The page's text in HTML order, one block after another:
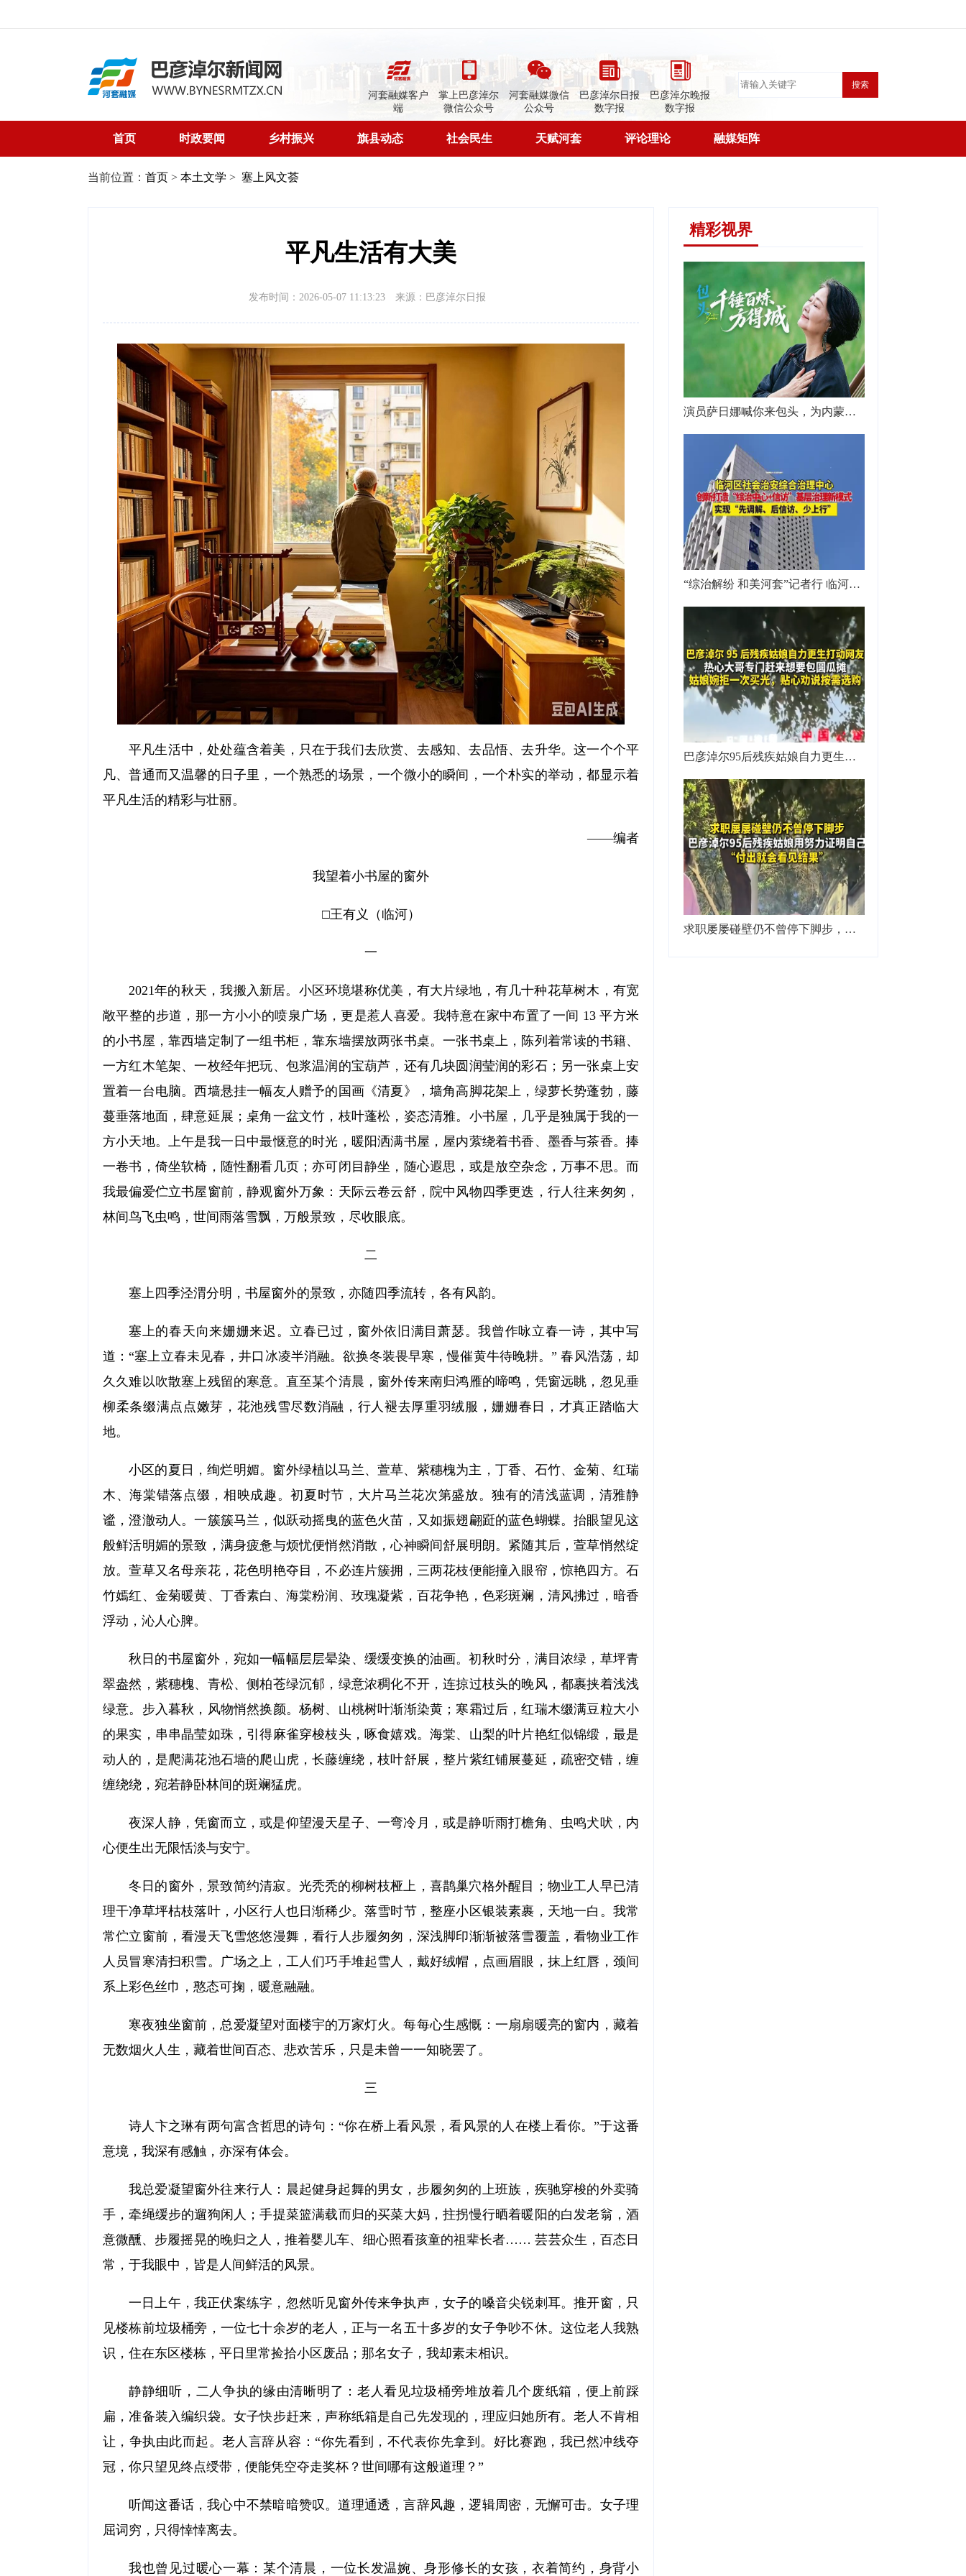
河套融媒客户
端
掌上巴彦淖尔
微信公众号
河套融媒微信
公众号
巴彦淖尔日报
数字报
巴彦淖尔晚报
数字报
搜索
首页 时政要闻 乡村振兴 旗县动态 社会民生 天赋河套 评论理论 融媒矩阵
当前位置： 首页 > 本土文学 > 塞上风文荟
平凡生活有大美
发布时间：2026-05-07 11:13:23 来源：巴彦淖尔日报
平凡生活中，处处蕴含着美，只在于我们去欣赏、去感知、去品悟、去升华。这一个个平
凡、普通而又温馨的日子里，一个熟悉的场景，一个微小的瞬间，一个朴实的举动，都显示着
平凡生活的精彩与壮丽。
——编者
我望着小书屋的窗外
□王有义（临河）
一
2021年的秋天，我搬入新居。小区环境堪称优美，有大片绿地，有几十种花草树木，有宽
敞平整的步道，那一方小小的喷泉广场，更是惹人喜爱。我特意在家中布置了一间 13 平方米
的小书屋，靠西墙定制了一组书柜，靠东墙摆放两张书桌。一张书桌上，陈列着常读的书籍、
一方红木笔架、一枚经年把玩、包浆温润的宝葫芦，还有几块圆润莹润的彩石；另一张桌上安
置着一台电脑。西墙悬挂一幅友人赠予的国画《清夏》，墙角高脚花架上，绿萝长势蓬勃，藤
蔓垂落地面，肆意延展；桌角一盆文竹，枝叶蓬松，姿态清雅。小书屋，几乎是独属于我的一
方小天地。上午是我一日中最惬意的时光，暖阳洒满书屋，屋内萦绕着书香、墨香与茶香。捧
一卷书，倚坐软椅，随性翻看几页；亦可闭目静坐，随心遐思，或是放空杂念，万事不思。而
我最偏爱伫立书屋窗前，静观窗外万象：天际云卷云舒，院中风物四季更迭，行人往来匆匆，
林间鸟飞虫鸣，世间雨落雪飘，万般景致，尽收眼底。
二
塞上四季泾渭分明，书屋窗外的景致，亦随四季流转，各有风韵。
塞上的春天向来姗姗来迟。立春已过，窗外依旧满目萧瑟。我曾作咏立春一诗，其中写
道：“塞上立春未见春，井口冰凌半消融。欲换冬装畏早寒，慢催黄牛待晚耕。” 春风浩荡，却
久久难以吹散塞上残留的寒意。直至某个清晨，窗外传来南归鸿雁的啼鸣，凭窗远眺，忽见垂
柳柔条缀满点点嫩芽，花池残雪尽数消融，行人褪去厚重羽绒服，姗姗春日，才真正踏临大
地。
小区的夏日，绚烂明媚。窗外绿植以马兰、萱草、紫穗槐为主，丁香、石竹、金菊、红瑞
木、海棠错落点缀，相映成趣。初夏时节，大片马兰花次第盛放。独有的清浅蓝调，清雅静
谧，澄澈动人。一簇簇马兰，似跃动摇曳的蓝色火苗，又如振翅翩跹的蓝色蝴蝶。抬眼望见这
般鲜活明媚的景致，满身疲惫与烦忧便悄然消散，心神瞬间舒展明朗。紧随其后，萱草悄然绽
放。萱草又名母亲花，花色明艳夺目，不必连片簇拥，三两花枝便能撞入眼帘，惊艳四方。石
竹嫣红、金菊暖黄、丁香素白、海棠粉润、玫瑰凝紫，百花争艳，色彩斑斓，清风拂过，暗香
浮动，沁人心脾。
秋日的书屋窗外，宛如一幅幅层层晕染、缓缓变换的油画。初秋时分，满目浓绿，草坪青
翠盎然，紫穗槐、青松、侧柏苍绿沉郁，绿意浓稠化不开，连掠过枝头的晚风，都裹挟着浅浅
绿意。步入暮秋，风物悄然换颜。杨树、山桃树叶渐渐染黄；寒霜过后，红瑞木缀满豆粒大小
的果实，串串晶莹如珠，引得麻雀穿梭枝头，啄食嬉戏。海棠、山梨的叶片艳红似锦缎，最是
动人的，是爬满花池石墙的爬山虎，长藤缠绕，枝叶舒展，整片紫红铺展蔓延，疏密交错，缠
缠绕绕，宛若静卧林间的斑斓猛虎。
夜深人静，凭窗而立，或是仰望漫天星子、一弯冷月，或是静听雨打檐角、虫鸣犬吠，内
心便生出无限恬淡与安宁。
冬日的窗外，景致简约清寂。光秃秃的柳树枝桠上，喜鹊巢穴格外醒目；物业工人早已清
理干净草坪枯枝落叶，小区行人也日渐稀少。落雪时节，整座小区银装素裹，天地一白。我常
常伫立窗前，看漫天飞雪悠悠漫舞，看行人步履匆匆，深浅脚印渐渐被落雪覆盖，看物业工作
人员冒寒清扫积雪。广场之上，工人们巧手堆起雪人，戴好绒帽，点画眉眼，抹上红唇，颈间
系上彩色丝巾，憨态可掬，暖意融融。
寒夜独坐窗前，总爱凝望对面楼宇的万家灯火。每每心生感慨：一扇扇暖亮的窗内，藏着
无数烟火人生，藏着世间百态、悲欢苦乐，只是未曾一一知晓罢了。
三
诗人卞之琳有两句富含哲思的诗句：“你在桥上看风景，看风景的人在楼上看你。”于这番
意境，我深有感触，亦深有体会。
我总爱凝望窗外往来行人：晨起健身起舞的男女，步履匆匆的上班族，疾驰穿梭的外卖骑
手，牵绳缓步的遛狗闲人；手提菜篮满载而归的买菜大妈，拄拐慢行晒着暖阳的白发老翁，酒
意微醺、步履摇晃的晚归之人，推着婴儿车、细心照看孩童的祖辈长者…… 芸芸众生，百态日
常，于我眼中，皆是人间鲜活的风景。
一日上午，我正伏案练字，忽然听见窗外传来争执声，女子的嗓音尖锐刺耳。推开窗，只
见楼栋前垃圾桶旁，一位七十余岁的老人，正与一名五十多岁的女子争吵不休。这位老人我熟
识，住在东区楼栋，平日里常捡拾小区废品；那名女子，我却素未相识。
静静细听，二人争执的缘由清晰明了：老人看见垃圾桶旁堆放着几个废纸箱，便上前踩
扁，准备装入编织袋。女子快步赶来，声称纸箱是自己先发现的，理应归她所有。老人不肯相
让，争执由此而起。老人言辞从容：“你先看到，不代表你先拿到。好比赛跑，我已然冲线夺
冠，你只望见终点绶带，便能凭空夺走奖杯？世间哪有这般道理？”
听闻这番话，我心中不禁暗暗赞叹。道理通透，言辞风趣，逻辑周密，无懈可击。女子理
屈词穷，只得悻悻离去。
我也曾见过暖心一幕：某个清晨，一位长发温婉、身形修长的女孩，衣着简约，身背小
精彩视界
演员萨日娜喊你来包头，为内蒙古“十六运”打call
“综治解纷 和美河套”记者行 临河区社会治安综合治理中心创新打造“综治中心+信访”基层治理新模式，实现“先调解、后信访、少上行”
巴彦淖尔95后残疾姑娘自力更生打动网友，热心大哥专门赶来想要包圆瓜摊，姑娘婉拒一次买光，贴心劝说按需选购
求职屡屡碰壁仍不曾停下脚步，巴彦淖尔95后残疾姑娘用努力证明自己，“付出就会看见结果”